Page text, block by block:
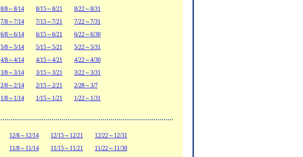
8/8～8/14 8/15～8/21
8/22～8/31
7/8～7/14 7/15～7/21
7/22～7/31
6/8～6/14 6/15～6/21
6/22～6/30
5/8～5/14 5/15～5/21
5/22～5/31
4/8～4/14 4/15～4/21
4/22～4/30
3/8～3/14 3/15～3/21
3/22～3/31
2/8～2/14 2/15～2/21
2/28～3/7
1/8～1/14 1/15～1/21 1/22～1/31
12/8～12/14 12/15～12/21
12/22～12/31
11/8～11/14 11/15～11/21
11/22～11/30